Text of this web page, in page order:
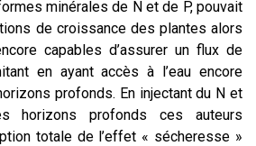
minérales de N et de P, pouvait
de croissance des plantes alors
capables d’assurer un flux de
en ayant accès à l’eau encore
profonds. En injectant du N et
horizons profonds ces auteurs
totale de l’effet « sécheresse »